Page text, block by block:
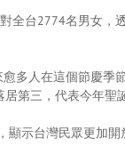
台2774名男女
多人在這個節慶
第三，代表今年聖
示台灣民眾更加